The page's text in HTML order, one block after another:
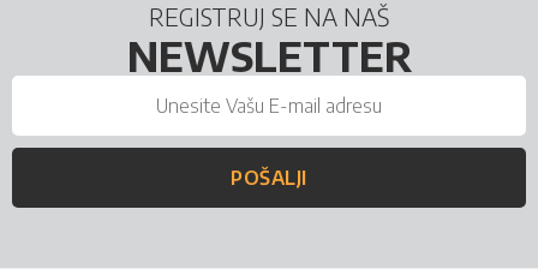
REGISTRUJ SE NA NAŠ
NEWSLETTER
POŠALJI